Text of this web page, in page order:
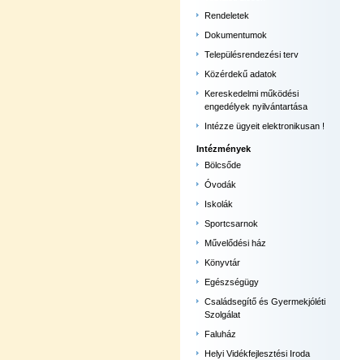
Rendeletek
Dokumentumok
Településrendezési terv
Közérdekű adatok
Kereskedelmi működési
engedélyek nyilvántartása
Intézze ügyeit elektronikusan !
Intézmények
Bölcsőde
Óvodák
Iskolák
Sportcsarnok
Művelődési ház
Könyvtár
Egészségügy
Családsegítő és Gyermekjóléti
Szolgálat
Faluház
Helyi Vidékfejlesztési Iroda